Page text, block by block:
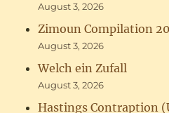
August 3, 2026
Zimoun Compilation
August 3, 2026
Welch ein Zufall
August 3, 2026
Hastings Contraption